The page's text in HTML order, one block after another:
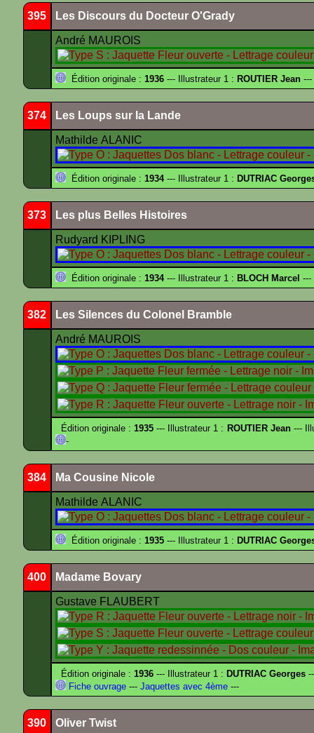
395 Les Discours du Docteur O'Grady
André MAUROIS
Édition originale : 1936 --- Illustrateur 1 : ROUTIER Jean ---
374 Les Loups sur la Lande
Mathilde ALANIC
Édition originale : 1934--- Illustrateur 1 : DUTRIAC
373 Les plus Belles Histoires
Rudyard KIPLING
Édition originale : 1934--- Illustrateur 1 : BLOCH Marcel ---
382 Les Silences du Colonel Bramble
André MAUROIS
Édition originale :1935 --- Illustrateur 1 : ROUTIER Jean---
-
384 Ma Cousine Nicole
Mathilde ALANIC
Édition originale : 1935 --- Illustrateur 1 : DUTRIAC
400 Madame Bovary
Gustave FLAUBERT
Édition originale :1936 --- Illustrateur 1 : DUTRIAC Georges
Fiche ouvrage --- Jaquettes avec 4ème ---
390 Oliver Twist